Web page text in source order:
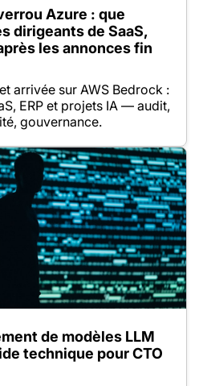
Azure : que
dirigeants de SaaS,
les annonces fin
arrivée sur AWS Bedrock :
ERP et projets IA — audit,
gouvernance.
de modèles LLM
technique pour CTO